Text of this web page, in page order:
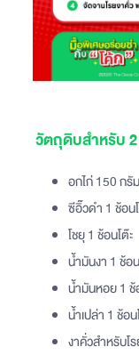
วัตถุดิบสำหรับ
อกไก่ 150 กรัม
ซีอิ๊วดำ 1 ช้อน
โชยุ 1 ช้อนโต๊ะ
น้ำมันงา 1 ช้อ
น้ำมันหอย 1 ช้
น้ำเปล่า 1 ช้อน
งาคั่วสำหรับโ